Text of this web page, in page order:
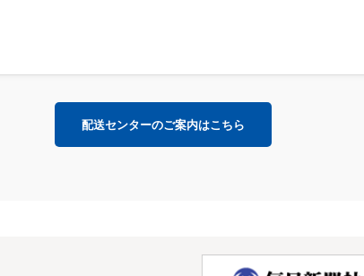
配送センターのご案内はこちら